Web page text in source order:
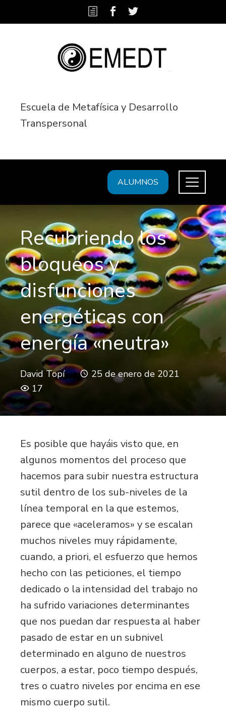
Escuela de Metafísica y Desarrollo
Transpersonal
ALUMNOS
Recubriendo los
bloqueos y
disfunciones
energéticas con
energía «neutra»
David Topí
25 de enero de 2021
17
Es posible que hayáis visto que, en
algunos momentos del proceso que
hacemos para subir nuestra estructura
sutil dentro de los sub-niveles de la
línea temporal en la que estemos,
parece que «aceleramos» y se escalan
muchos niveles muy rápidamente,
cuando, a priori, el esfuerzo que hemos
hecho con las peticiones, el tiempo
dedicado o la intensidad del trabajo no
ha sufrido variaciones determinantes
que nos puedan dar respuesta al haber
pasado de estar en un subnivel
determinado en alguno de nuestros
cuerpos, a estar, poco tiempo después,
tres o cuatro niveles por encima en ese
mismo cuerpo sutil.